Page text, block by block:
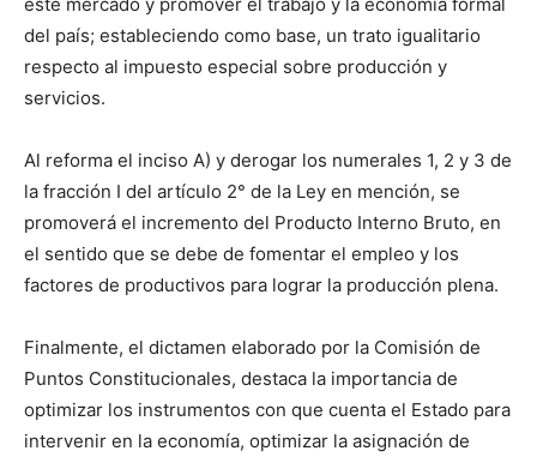
del país; estableciendo como base, un trato igualitario
respecto al impuesto especial sobre producción y
servicios.
Al reforma el inciso A) y derogar los numerales 1, 2 y 3 de
la fracción I del artículo 2° de la Ley en mención, se
promoverá el incremento del Producto Interno Bruto, en
el sentido que se debe de fomentar el empleo y los
factores de productivos para lograr la producción plena.
Finalmente, el dictamen elaborado por la Comisión de
Puntos Constitucionales, destaca la importancia de
optimizar los instrumentos con que cuenta el Estado para
intervenir en la economía, optimizar la asignación de